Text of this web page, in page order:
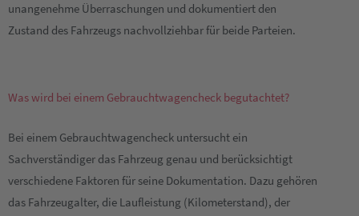
unangenehme Überraschungen und dokumentiert den
Zustand des Fahrzeugs nachvollziehbar für beide Parteien.
Was wird bei einem Gebrauchtwagencheck begutachtet?
Bei einem Gebrauchtwagencheck untersucht ein
Sachverständiger das Fahrzeug genau und berücksichtigt
verschiedene Faktoren für seine Dokumentation. Dazu gehören
das Fahrzeugalter, die Laufleistung (Kilometerstand), der